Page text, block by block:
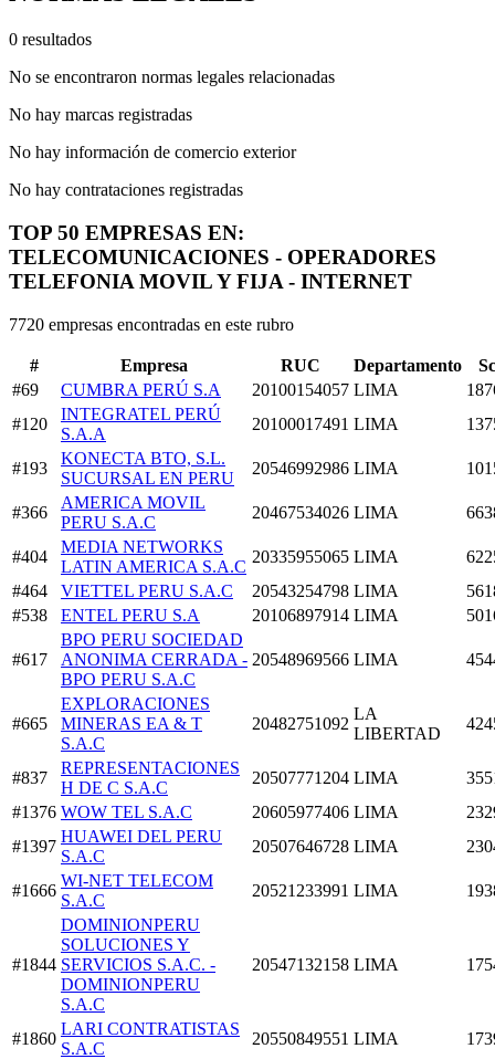
0 resultados
No se encontraron normas legales relacionadas
No hay marcas registradas
No hay información de comercio exterior
No hay contrataciones registradas
TOP 50 EMPRESAS EN:
TELECOMUNICACIONES - OPERADORES
TELEFONIA MOVIL Y FIJA - INTERNET
7720 empresas encontradas en este rubro
# Empresa RUC Departamento
#69
CUMBRA PERÚ S.A 20100154057 LIMA
#120
INTEGRATEL PERÚ
S.A.A
20100017491 LIMA
#193
KONECTA BTO, S.L.
SUCURSAL EN PERU
20546992986 LIMA
#366
AMERICA MOVIL
PERU S.A.C
20467534026 LIMA
#404
MEDIA NETWORKS
LATIN AMERICA S.A.C
20335955065 LIMA
#464
VIETTEL PERU S.A.C 20543254798 LIMA
#538
ENTEL PERU S.A 20106897914 LIMA
#617
BPO PERU SOCIEDAD
ANONIMA CERRADA -
BPO PERU S.A.C
20548969566 LIMA
#665
EXPLORACIONES
MINERAS EA & T
S.A.C
20482751092
LA
LIBERTAD
#837
REPRESENTACIONES
H DE C S.A.C
20507771204 LIMA
#1376 WOW TEL S.A.C 20605977406 LIMA
#1397
HUAWEI DEL PERU
S.A.C
20507646728 LIMA
#1666
WI-NET TELECOM
S.A.C
20521233991 LIMA
#1844
DOMINIONPERU
SOLUCIONES Y
SERVICIOS S.A.C. -
DOMINIONPERU
S.A.C
20547132158 LIMA
#1860
LARI CONTRATISTAS
S.A.C
20550849551 LIMA